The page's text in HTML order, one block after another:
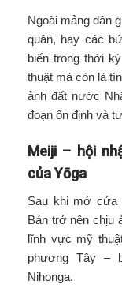
Ngoài mảng dân
quân, hay các
biến trong thời
thuật mà còn là
ảnh đất nước
đoạn ổn định và
Meiji – hội
của Yōga
Sau khi mở cửa
Bản trở nên chịu
lĩnh vực mỹ
phương Tây –
Nihonga.